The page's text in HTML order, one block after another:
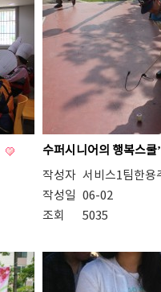
수퍼시니어의 행복스
작성자 서비스1팀한용
작성일 06-02
조회
5035